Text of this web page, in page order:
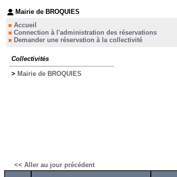
Mairie de BROQUIES
Accueil
Connection à l'administration des réservations
Demander une réservation à la collectivité
Collectivités
> Mairie de BROQUIES
<< Aller au jour précédent